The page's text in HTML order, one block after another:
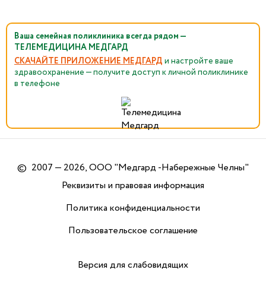
Ваша семейная поликлиника всегда рядом —
ТЕЛЕМЕДИЦИНА МЕДГАРД
СКАЧАЙТЕ ПРИЛОЖЕНИЕ МЕДГАРД и настройте ваше
здравоохранение — получите доступ к личной поликлинике
в телефоне
© 2007 — 2026, ООО "Медгард -Набережные Челны"
Реквизиты и правовая информация
Политика конфиденциальности
Пользовательское соглашение
Версия для слабовидящих